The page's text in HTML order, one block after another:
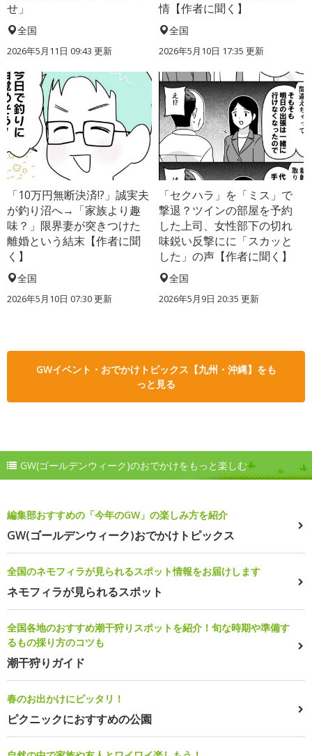
せ」
全国
2026年5月11日 09:43 更新
情【作者に聞く】
全国
2026年5月10日 17:35 更新
「10万円無断決済!?」誠実夫
が釣り沼へ→「家族より趣
味？」限界妻が突きつけた
離婚という結末【作者に聞
く】
全国
2026年5月10日 07:30 更新
「セクハラ」を「ミス」で
撃退？ツインの部屋を予約
した上司、女性部下の切れ
味鋭い反撃にに「スカッと
した」の声【作者に聞く】
全国
2026年5月9日 20:35 更新
GWイベント・おでかけトピックス【九州・沖縄】をも
っと見る
GW(ゴールデンウィーク)のおでかけをもっと楽しむ
編集部おすすめの「今年のGW」の楽しみ方を紹介
GW(ゴールデンウィーク)おでかけトピックス
全国のネモフィラが見られるスポット情報をお届けします
ネモフィラが見られるスポット
全国各地のおすすめ潮干狩りスポットを紹介！旬な時期や準備す
るもの採り方のコツも
潮干狩りガイド
春のお出かけにピッタリ！
ピクニックにおすすめの公園